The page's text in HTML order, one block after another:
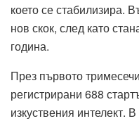
което се стабилизира.
нов скок, след като
година.
През първото
регистрирани 688
изкуствения интелект.